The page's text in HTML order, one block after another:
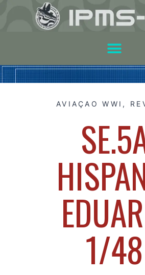
AVIAÇAO WWI ,
1/48